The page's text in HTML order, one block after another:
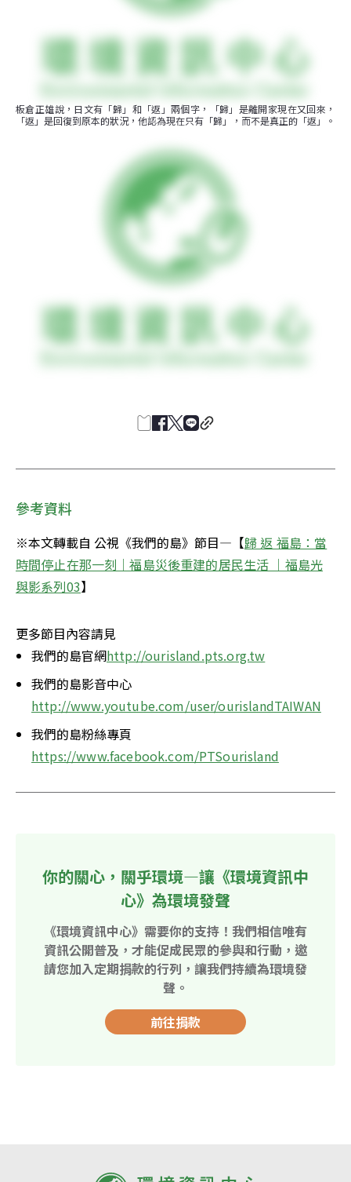
板倉正雄說，日文有「歸」和「返」兩個字，「歸」是離開家現在又回來，
「返」是回復到原本的狀況，他認為現在只有「歸」，而不是真正的「返」。
參考資料
※本文轉載自 公視《我們的島》節目—【歸 返 福島：當
時間停止在那一刻｜福島災後重建的居民生活 ｜福島光
與影系列03】
更多節目內容請見
我們的島官網http://ourisland.pts.org.tw
我們的島影音中心
http://www.youtube.com/user/ourislandTAIWAN
我們的島粉絲專頁
https://www.facebook.com/PTSourisland
你的關心，關乎環境—讓《環境資訊中
心》為環境發聲
《環境資訊中心》需要你的支持！我們相信唯有
資訊公開普及，才能促成民眾的參與和行動，邀
請您加入定期捐款的行列，讓我們持續為環境發
聲。
前往捐款